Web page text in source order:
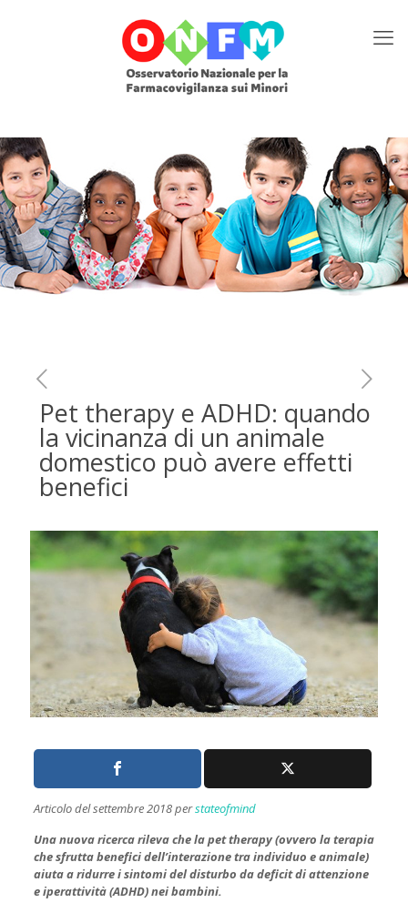
Pet therapy e ADHD: quando
la vicinanza di un animale
domestico può avere effetti
benefici
Articolo del settembre 2018 perstateofmind
Una nuova ricerca rileva che la pet therapy (ovvero la terapia
che sfrutta benefici dell’interazione tra individuo e animale)
aiuta a ridurre i sintomi del disturbo da deficit di attenzione
e iperattività (ADHD) nei bambini.